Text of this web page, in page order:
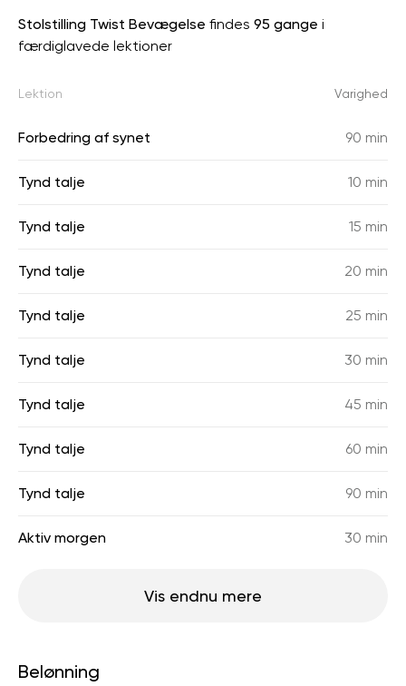
Stolstilling Twist Bevægelse findes 95 gange i
færdiglavede lektioner
Lektion Varighed
Forbedring af synet 90 min
Tynd talje 10 min
Tynd talje 15 min
Tynd talje 20 min
Tynd talje 25 min
Tynd talje 30 min
Tynd talje 45 min
Tynd talje 60 min
Tynd talje 90 min
Aktiv morgen 30 min
Vis endnu mere
Belønning